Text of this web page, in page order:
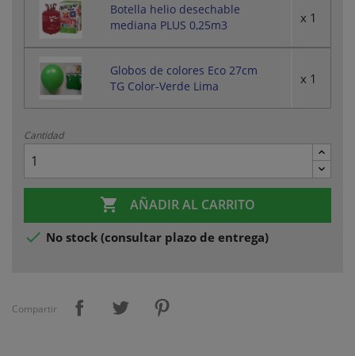
Botella helio desechable
mediana PLUS 0,25m3
x 1
Globos de colores Eco 27cm
TG Color-Verde Lima
x 1
Cantidad
 AÑADIR AL CARRITO
 No stock (consultar plazo de entrega)
Compartir